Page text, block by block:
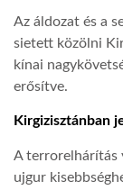
Az áldozat és a
sietett közölni
kínai
erősítve.
Kirgizisztánban
A terrorelhárítás
ujgur